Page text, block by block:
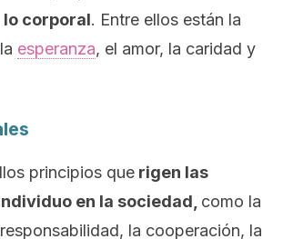
corporal. Entre ellos están la
esperanza, el amor, la caridad y
principios que rigen las
en la sociedad, como la
la cooperación, la